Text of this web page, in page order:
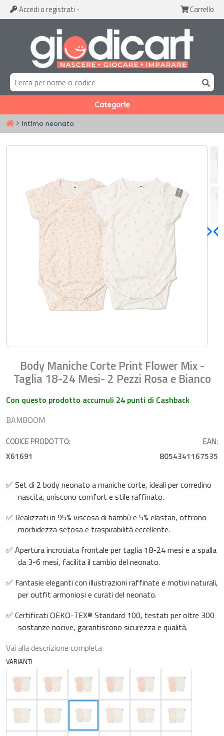
Accedi o registrati - Carrello
Categorie
intimo neonato
Body Maniche Corte Print Flower Mix -
Taglia 18-24 Mesi- 2 Pezzi Rosa e Bianco
Con questo prodotto accumuli 24 punti di Cashback
BAMBOOM
CODICE PRODOTTO:
X61691
EAN:
8054341167535
✅ Set di 2 body neonato a maniche corte, ideali per corredino
nascita, uniscono comfort e stile raffinato.
✅ Realizzati in 95% viscosa di bambù e 5% elastan, offrono
morbidezza setosa e traspirabilità eccellente.
✅ Apertura incrociata frontale per taglia 18-24 mesi e a spalla
da 3-6 mesi, facilita il cambio del neonato.
✅ Fantasie eleganti con illustrazioni raffinate e motivi naturali,
per outfit armoniosi e curati del neonato.
✅ Certificati OEKO-TEX® Standard 100, testati per oltre 300
sostanze nocive, garantiscono sicurezza e qualità.
Vai alla descrizione completa
VARIANTI